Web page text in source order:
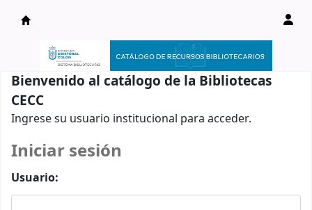
Catálogo en línea
Bienvenido al catálogo de la Bibliotecas
CECC
Ingrese su usuario institucional para acceder.
Iniciar sesión
Usuario: